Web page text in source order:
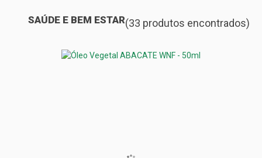
SAÚDE E BEM ESTAR(33 produtos encontrados)